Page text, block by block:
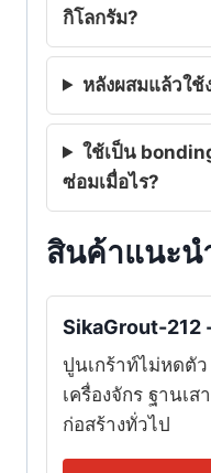
กิโลกรัม?
หลังผสมแล้วใ
ใช้เป็น
ซ่อมเมื่อไร?
สินค้าแนะน
SikaGrout-212
ปูนเกร้าท์ไม่หดตั
เครื่องจักร ฐานเ
ก่อสร้างทั่วไป